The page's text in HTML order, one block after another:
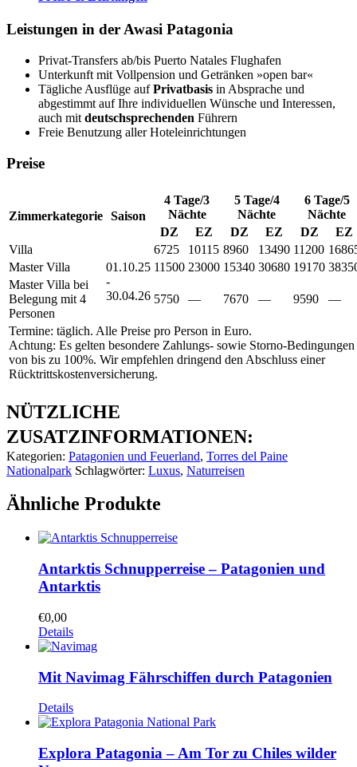
Leistungen in der Awasi Patagonia
Privat-Transfers ab/bis Puerto Natales Flughafen
Unterkunft mit Vollpension und Getränken »open bar«
Tägliche Ausflüge aufPrivatbasis in Absprache und
abgestimmt auf Ihre individuellen Wünsche und Interessen,
auch mit deutschsprechenden Führern
Freie Benutzung aller Hoteleinrichtungen
Preise
Zimmerkategorie Saison
4 Tage/3
Nächte
5 Tage/4
Nächte
6 Tage/5
Nächte
DZ
EZ DZ EZ DZ
EZ
Villa
01.10.25
-
30.04.26
6725 10115 8960 13490 11200
Master Villa
11500 23000 15340 30680 19170
Master Villa bei
Belegung mit 4
Personen
5750 — 7670 — 9590 —
Termine: täglich. Alle Preise pro Person in Euro.
Achtung: Es gelten besondere Zahlungs- sowie Storno-Bedingungen
von bis zu 100%. Wir empfehlen dringend den Abschluss einer
Rücktrittskostenversicherung.
NÜTZLICHE
ZUSATZINFORMATIONEN:
Kategorien: Patagonien und Feuerland, Torres del Paine
Nationalpark Schlagwörter: Luxus, Naturreisen
Ähnliche Produkte
Antarktis Schnupperreise – Patagonien und
Antarktis
€0,00
Details
Mit Navimag Fährschiffen durch Patagonien
Details
Explora Patagonia – Am Tor zu Chiles wilder